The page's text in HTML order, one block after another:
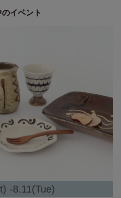
のイベント
-8.11(Tue)